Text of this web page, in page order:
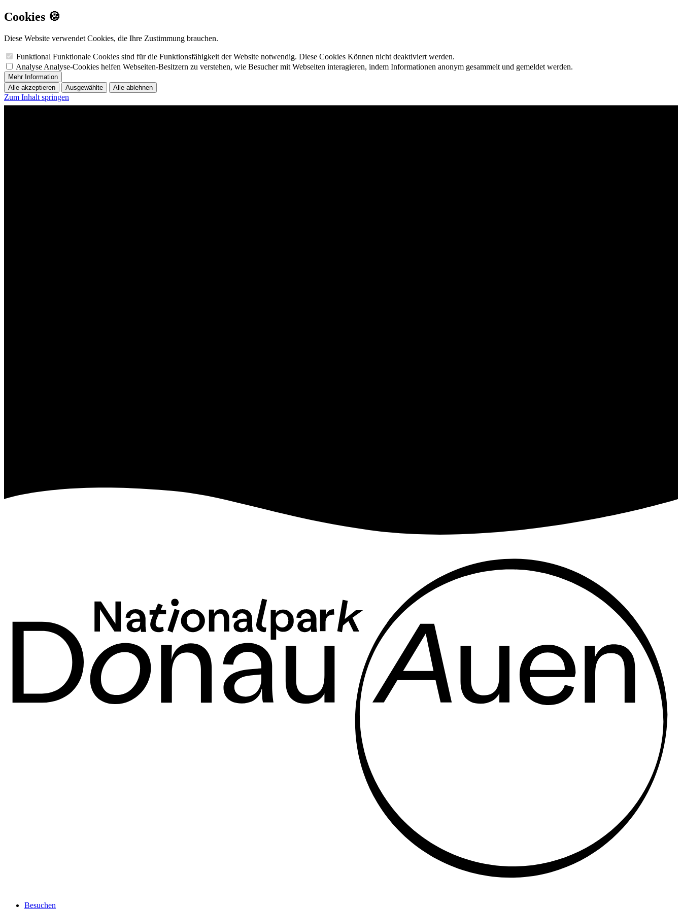
Cookies 🍪
Diese Website verwendet Cookies, die Ihre Zustimmung brauchen.
Funktional Funktionale Cookies sind für die Funktionsfähigkeit der Website notwendig. Diese Cookies Können nicht deaktiviert werden.
Analyse Analyse-Cookies helfen Webseiten-Besitzern zu verstehen, wie Besucher mit Webseiten interagieren, indem Informationen anonym gesammelt und gemeldet werden.
Mehr Information
Alle akzeptieren
Ausgewählte Alle ablehnen
Zum Inhalt springen
Besuchen